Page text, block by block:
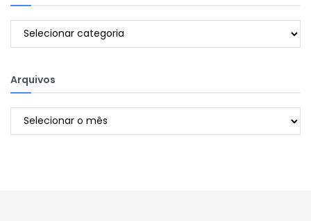
Categorias
Arquivos
Arquivos